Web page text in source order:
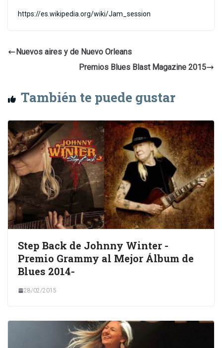
https://es.wikipedia.org/wiki/Jam_session
Nuevos aires y de Nuevo Orleans
Premios Blues Blast Magazine 2015
También te puede gustar
Step Back de Johnny Winter -
Premio Grammy al Mejor Álbum de
Blues 2014-
28/02/2015